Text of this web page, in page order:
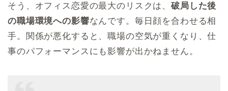
そう、オフィス恋愛の最大のリスクは、破局した後
の職場環境への影響なんです。毎日顔を合わせる相
手。関係が悪化すると、職場の空気が重くなり、仕
事のパフォーマンスにも影響が出かねません。